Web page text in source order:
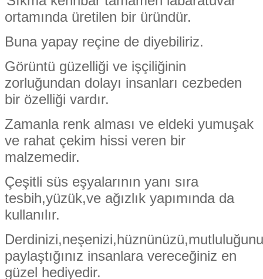
ortamında üretilen bir üründür.
Buna yapay reçine de diyebiliriz.
Görüntü güzelliği ve işçiliğinin
zorluğundan dolayı insanları cezbeden
bir özelliği vardır.
Zamanla renk alması ve eldeki yumuşak
ve rahat çekim hissi veren bir
malzemedir.
Çeşitli süs eşyalarının yanı sıra
tesbih,yüzük,ve ağızlık yapımında da
kullanılır.
paylaştığınız insanlara vereceğiniz en
güzel hediyedir.